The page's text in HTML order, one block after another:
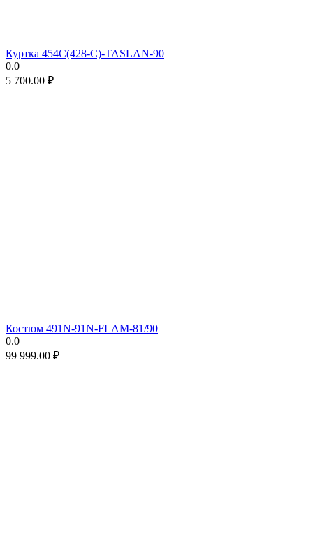
Куртка 454C(428-C)-TASLAN-90
0.0
5 700.00 ₽
Костюм 491N-91N-FLAM-81/90
0.0
99 999.00 ₽